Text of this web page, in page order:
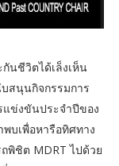
นชีวิตได้เล็งเห็น
สนุนกิจกรรมการ
ข่งขันประจำปีของ
บเพื่อหารือทิศทาง
พิชิต MDRT ไปด้วย